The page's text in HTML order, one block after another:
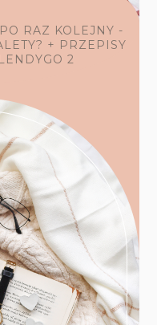
RAZ KOLEJNY -
+ PRZEPISY
2